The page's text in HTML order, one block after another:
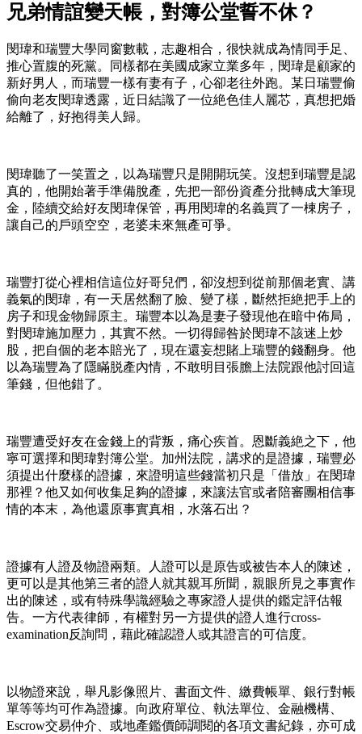
兄弟情誼變天帳，對簿公堂誓不休？
閔瑋和瑞豐大學同窗數載，志趣相合，很快就成為情同手足、
推心置腹的死黨。同樣都在美國成家立業多年，閔瑋是顧家的
新好男人，而瑞豐一樣有妻有子，心卻老往外跑。某日瑞豐偷
偷向老友閔瑋透露，近日結識了一位絶色佳人麗芯，真想把婚
給離了，好抱得美人歸。
閔瑋聽了一笑置之，以為瑞豐只是開開玩笑。沒想到瑞豐是認
真的，他開始著手準備脫產，先把一部份資產分批轉成大筆現
金，陸續交給好友閔瑋保管，再用閔瑋的名義買了一棟房子，
讓自己的戶頭空空，老婆未來無產可爭。
瑞豐打從心裡相信這位好哥兒們，卻沒想到從前那個老實、講
義氣的閔瑋，有一天居然翻了臉、變了樣，斷然拒絶把手上的
房子和現金物歸原主。瑞豐本以為是妻子發現他在暗中佈局，
對閔瑋施加壓力，其實不然。一切得歸咎於閔瑋不該迷上炒
股，把自個的老本賠光了，現在還妄想賭上瑞豐的錢翻身。他
以為瑞豐為了隱瞞脱產內情，不敢明目張膽上法院跟他討回這
筆錢，但他錯了。
瑞豐遭受好友在金錢上的背叛，痛心疾首。恩斷義絶之下，他
寧可選擇和閔瑋對簿公堂。加州法院，講求的是證據，瑞豐必
須提出什麼樣的證據，來證明這些錢當初只是「借放」在閔瑋
那裡？他又如何收集足夠的證據，來讓法官或者陪審團相信事
情的本末，為他還原事實真相，水落石出？
證據有人證及物證兩類。人證可以是原告或被告本人的陳述，
更可以是其他第三者的證人就其親耳所聞，親眼所見之事實作
出的陳述，或有特殊學識經驗之專家證人提供的鑑定評估報
告。一方代表律師，有權對另一方提供的證人進行cross-
examination反詢問，藉此確認證人或其證言的可信度。
以物證來說，舉凡影像照片、書面文件、繳費帳單、銀行對帳
單等等均可作為證據。向政府單位、執法單位、金融機構、
Escrow交易仲介、或地產鑑價師調閱的各項文書紀錄，亦可成